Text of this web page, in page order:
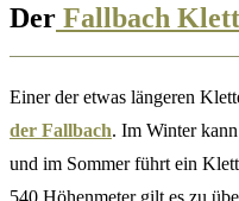
Der Fallbach
Einer der etwas längeren
der Fallbach. Im Winter
und im Sommer führt ein
540 Höhenmeter gilt es zu